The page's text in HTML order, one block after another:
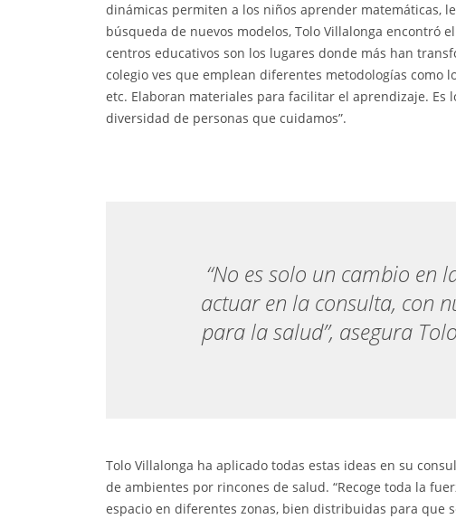
dinámicas permiten a los niños aprender matemáticas,
búsqueda de nuevos modelos, Tolo Villalonga encontró
centros educativos son los lugares donde más han
colegio ves que emplean diferentes metodologías como
etc. Elaboran materiales para facilitar el aprendizaje. Es
diversidad de personas que cuidamos”.
“No es solo un cambio en
actuar en la consulta, con
para la salud”, asegura
Tolo Villalonga ha aplicado todas estas ideas en su
de ambientes por rincones de salud. “Recoge toda la
espacio en diferentes zonas, bien distribuidas para que